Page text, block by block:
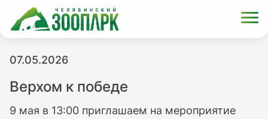
07.05.2026
Верхом к победе
9 мая в 13:00 приглашаем на мероприятие